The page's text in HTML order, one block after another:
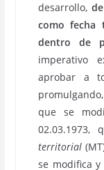
desarrollo,
como fecha
dentro de
imperativo
aprobar a
que se
territorial
se modifica